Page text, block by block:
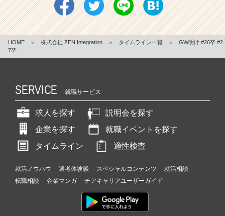
HOME ＞ 株式会社 ZEN Integration ＞ タイムライン一覧 ＞
GW明け #26卒 #2
7卒
SERVICE 就職サービス
求人を探す
説明会を探す
企業を探す
就職イベントを探す
タイムライン
適性検査
就活ノウハウ 選考体験談 スペシャルコンテンツ
就活相談
転職相談
企業マンガ チアキャリアユーザーガイド